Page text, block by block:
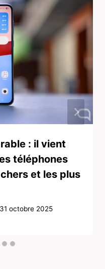
: il vient
téléphones
et les plus
31 octobre 2025